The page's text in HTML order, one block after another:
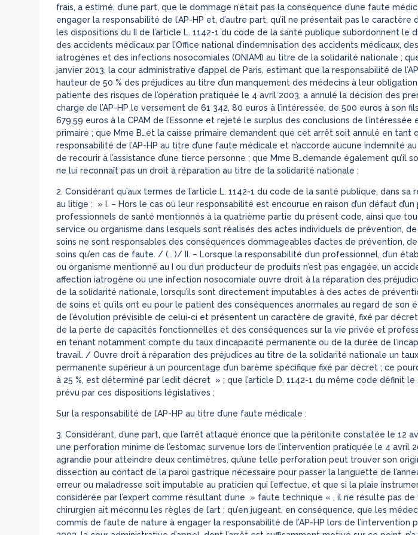
frais, a estimé, d’une part, que le dommage n’était pas la conséquence d’une faute
engager la responsabilité de l’AP-HP et, d’autre part, qu’il ne présentait pas le caractère
les dispositions du II de l’article L. 1142-1 du code de la santé publique subordonnent le
des accidents médicaux par l’Office national d’indemnisation des accidents médicaux,
iatrogènes et des infections nosocomiales (ONIAM) au titre de la solidarité nationale ;
janvier 2013, la cour administrative d’appel de Paris, estimant que la responsabilité de
hauteur de 50 % des préjudices au titre d’un manquement des médecins à leur
patiente des risques de l’opération pratiquée le 4 avril 2003, a annulé la décision des
charge de l’AP-HP le versement de 61 342, 80 euros à l’intéressée, de 500 euros à son
679,59 euros à la CPAM de l’Essonne et rejeté le surplus des conclusions de l’intéressée
primaire ; que Mme B…et la caisse primaire demandent que cet arrêt soit annulé en tant
responsabilité de l’AP-HP au titre d’une faute médicale et n’accorde aucune indemnité
de recourir à l’assistance d’une tierce personne ; que Mme B…demande également qu’il
ne lui reconnaît pas un droit à réparation au titre de la solidarité nationale ;
2. Considérant qu’aux termes de l’article L. 1142-1 du code de la santé publique, dans sa
au litige : » I. – Hors le cas où leur responsabilité est encourue en raison d’un défaut
professionnels de santé mentionnés à la quatrième partie du présent code, ainsi que
service ou organisme dans lesquels sont réalisés des actes individuels de prévention,
soins ne sont responsables des conséquences dommageables d’actes de prévention,
soins qu’en cas de faute. / (… )/ II. – Lorsque la responsabilité d’un professionnel, d’un
ou organisme mentionné au I ou d’un producteur de produits n’est pas engagée, un
affection iatrogène ou une infection nosocomiale ouvre droit à la réparation des
de la solidarité nationale, lorsqu’ils sont directement imputables à des actes de
de soins et qu’ils ont eu pour le patient des conséquences anormales au regard de son
de l’évolution prévisible de celui-ci et présentent un caractère de gravité, fixé par
de la perte de capacités fonctionnelles et des conséquences sur la vie privée et
en tenant notamment compte du taux d’incapacité permanente ou de la durée de
travail. / Ouvre droit à réparation des préjudices au titre de la solidarité nationale un taux
permanente supérieur à un pourcentage d’un barème spécifique fixé par décret ; ce
à 25 %, est déterminé par ledit décret » ; que l’article D. 1142-1 du même code définit
prévu par ces dispositions législatives ;
Sur la responsabilité de l’AP-HP au titre d’une faute médicale :
3. Considérant, d’une part, que l’arrêt attaqué énonce que la péritonite constatée le 12
une perforation minime de l’estomac survenue lors de l’intervention pratiquée le 4 avril
agrandie pour atteindre deux centimètres, qu’une telle perforation peut trouver son
dissection au contact de la paroi gastrique nécessaire pour passer la languette de
erreur ou maladresse soit imputable au praticien qui l’effectue, et que si la plaie
considérée par l’expert comme résultant d’une » faute technique « , il ne résulte pas de
chirurgien ait méconnu les règles de l’art ; qu’en jugeant, en conséquence, que les
commis de faute de nature à engager la responsabilité de l’AP-HP lors de l’intervention